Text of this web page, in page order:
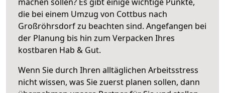
die bei einem Umzug von Cottbus nach
Großröhrsdorf zu beachten sind. Angefangen bei
der Planung bis hin zum Verpacken Ihres
kostbaren Hab & Gut.
Wenn Sie durch Ihren alltäglichen Arbeitsstress
nicht wissen, was Sie zuerst planen sollen, dann